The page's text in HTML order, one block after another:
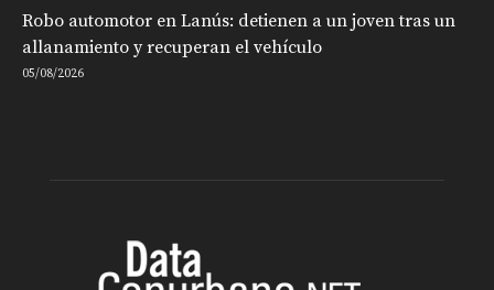
Robo automotor en Lanús: detienen a un joven tras un
allanamiento y recuperan el vehículo
05/08/2026